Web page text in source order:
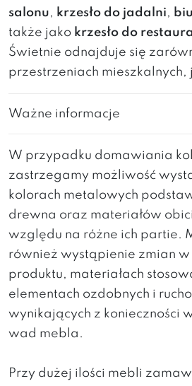
salonu, krzesło do jadalni,
także jako krzesło do
Świetnie odnajduje się
przestrzeniach mieszkalnych,
Ważne informacje
W przypadku domawiania
zastrzegamy możliwość
kolorach metalowych
drewna oraz materiałów
względu na różne ich partie.
również wystąpienie zmian
produktu, materiałach
elementach ozdobnych i
wynikających z konieczności
wad mebla.
Przy dużej ilości mebli